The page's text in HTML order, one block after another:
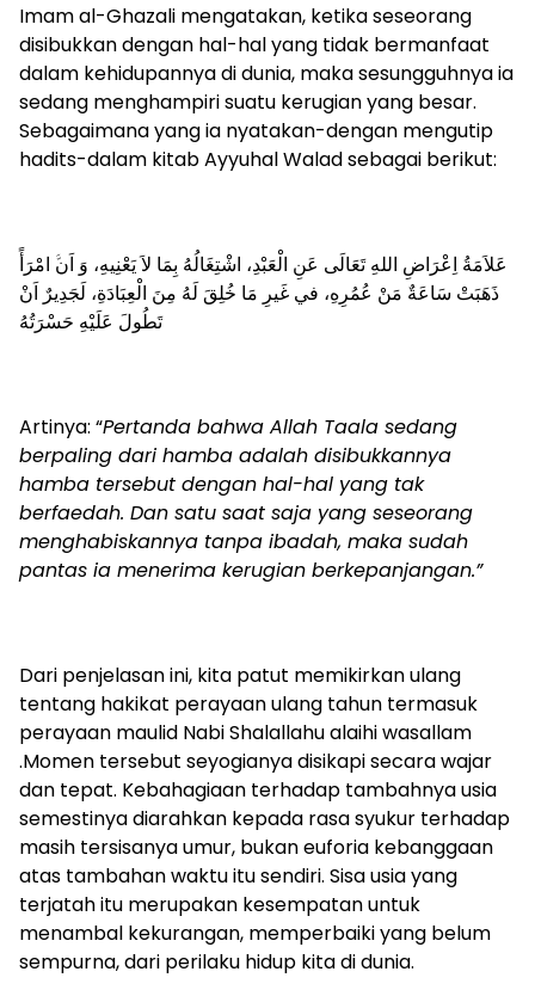
Imam al-Ghazali mengatakan, ketika seseorang
disibukkan dengan hal-hal yang tidak bermanfaat
dalam kehidupannya di dunia, maka sesungguhnya ia
sedang menghampiri suatu kerugian yang besar.
Sebagaimana yang ia nyatakan-dengan mengutip
hadits-dalam kitab Ayyuhal Walad sebagai berikut:
عَلاَمَةُ اِعْرَاضِ اللهِ تَعَالَى عَنِ الْعَبْدِ، اشْتِغَالُهُ بِمَا لاَ يَعْنِيهِ، وَ اَنﱠ امْرَأً
ذَهَبَتْ سَاعَةٌ مَنْ عُمُرِهِ، في غَيرِ مَا خُلِقَ لَهُ مِنَ الْعِبَادَةِ، لَجَدِيرٌ اَنْ
تَطُولَ عَلَيْهِ حَسْرَتُهُ
Artinya: “Pertanda bahwa Allah Taala sedang
berpaling dari hamba adalah disibukkannya
hamba tersebut dengan hal-hal yang tak
berfaedah. Dan satu saat saja yang seseorang
menghabiskannya tanpa ibadah, maka sudah
pantas ia menerima kerugian berkepanjangan.”
Dari penjelasan ini, kita patut memikirkan ulang
tentang hakikat perayaan ulang tahun termasuk
perayaan maulid Nabi Shalallahu alaihi wasallam
.Momen tersebut seyogianya disikapi secara wajar
dan tepat. Kebahagiaan terhadap tambahnya usia
semestinya diarahkan kepada rasa syukur terhadap
masih tersisanya umur, bukan euforia kebanggaan
atas tambahan waktu itu sendiri. Sisa usia yang
terjatah itu merupakan kesempatan untuk
menambal kekurangan, memperbaiki yang belum
sempurna, dari perilaku hidup kita di dunia.